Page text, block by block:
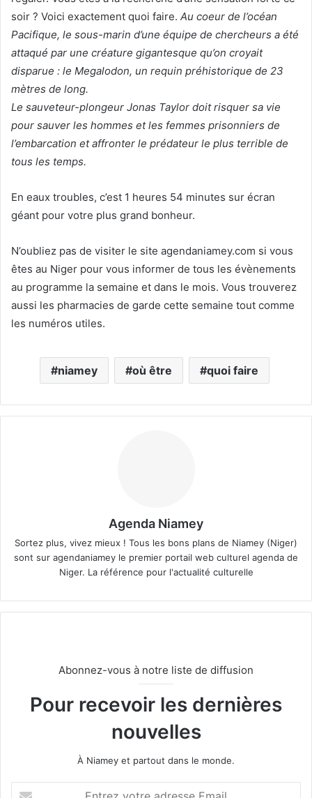
soir ? Voici exactement quoi faire. Au coeur de l’océan
Pacifique, le sous-marin d’une équipe de chercheurs a été
attaqué par une créature gigantesque qu’on croyait
disparue : le Megalodon, un requin préhistorique de 23
mètres de long.
Le sauveteur-plongeur Jonas Taylor doit risquer sa vie
pour sauver les hommes et les femmes prisonniers de
l’embarcation et affronter le prédateur le plus terrible de
tous les temps.
En eaux troubles, c’est 1 heures 54 minutes sur écran
géant pour votre plus grand bonheur.
N’oubliez pas de visiter le site agendaniamey.com si vous
êtes au Niger pour vous informer de tous les évènements
au programme la semaine et dans le mois. Vous trouverez
aussi les pharmacies de garde cette semaine tout comme
les numéros utiles.
niamey où être quoi faire
Agenda Niamey
Sortez plus, vivez mieux ! Tous les bons plans de Niamey (Niger)
sont sur agendaniamey le premier portail web culturel agenda de
Niger. La référence pour l'actualité culturelle
Abonnez-vous à notre liste de diffusion
Pour recevoir les dernières
nouvelles
À Niamey et partout dans le monde.